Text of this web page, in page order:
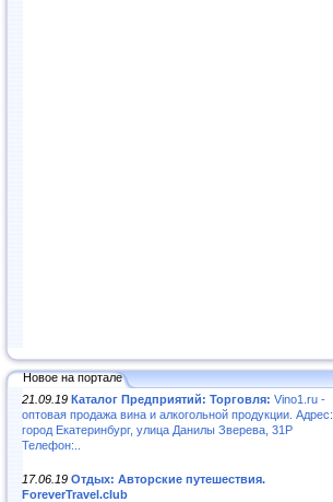
Новое на портале
21.09.19 Каталог Предприятий: Торговля: Vino1.ru -
оптовая продажа вина и алкогольной продукции. Адрес:
город Екатеринбург, улица Данилы Зверева, 31Р
Телефон:..
17.06.19 Отдых: Авторские путешествия.
ForeverTravel.club